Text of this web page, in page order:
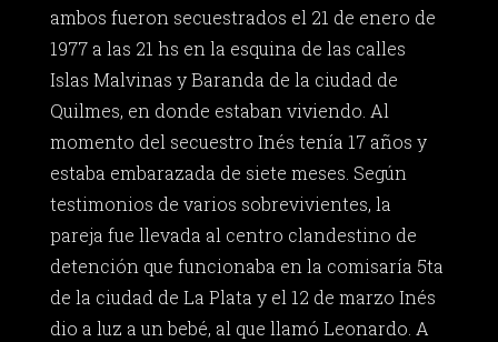
ambos fueron secuestrados el 21 de enero de
1977 a las 21 hs en la esquina de las calles
Islas Malvinas y Baranda de la ciudad de
Quilmes, en donde estaban viviendo. Al
momento del secuestro Inés tenía 17 años y
estaba embarazada de siete meses. Según
testimonios de varios sobrevivientes, la
pareja fue llevada al centro clandestino de
detención que funcionaba en la comisaría 5ta
de la ciudad de La Plata y el 12 de marzo Inés
dio a luz a un bebé, al que llamó Leonardo. A